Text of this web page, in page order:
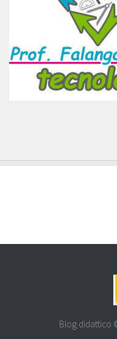
Blog didattico